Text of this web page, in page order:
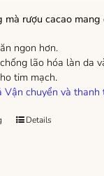
mà rượu cacao mang
ngon hơn.
lão hóa làn da
tim mạch.
Vận chuyển và thanh
Details